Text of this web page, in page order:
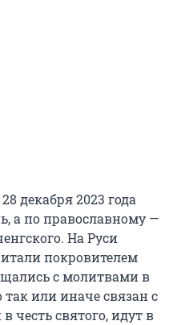
декабря 2023 года
а по православному —
На Руси
покровителем
с молитвами в
так или иначе связан с
честь святого, идут в